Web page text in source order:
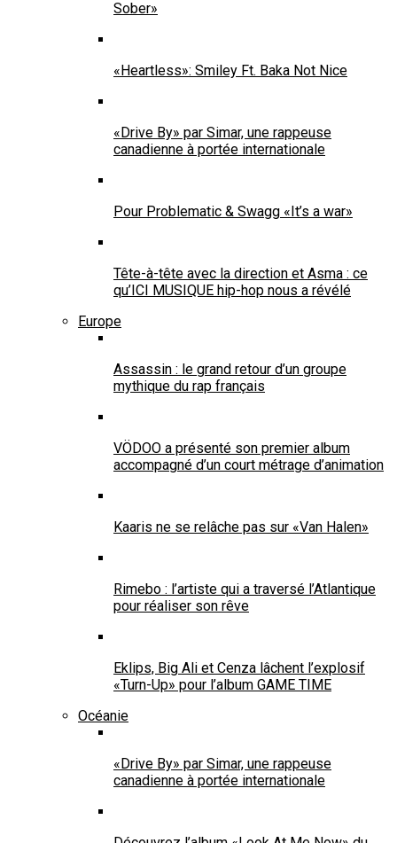
Sober»
«Heartless»: Smiley Ft. Baka Not Nice
«Drive By» par Simar, une rappeuse
canadienne à portée internationale
Pour Problematic & Swagg «It’s a war»
Tête-à-tête avec la direction et Asma : ce
qu’ICI MUSIQUE hip-hop nous a révélé
Europe
Assassin : le grand retour d’un groupe
mythique du rap français
VÖDOO a présenté son premier album
accompagné d’un court métrage d’animation
Kaaris ne se relâche pas sur «Van Halen»
Rimebo : l’artiste qui a traversé l’Atlantique
pour réaliser son rêve
Eklips, Big Ali et Cenza lâchent l’explosif
«Turn-Up» pour l’album GAME TIME
Océanie
«Drive By» par Simar, une rappeuse
canadienne à portée internationale